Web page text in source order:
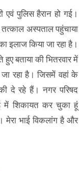
पुलिस हैरान हो गई।
अस्पताल पहुंचाया
इलाज किया जा रहा है।
बताया की भितरवार में
रहा है। जिसमें वहां के
दे रहे हैं। नगर परिषद
में शिकायत कर चुका हूं
मेरा भाई विकलांग है और